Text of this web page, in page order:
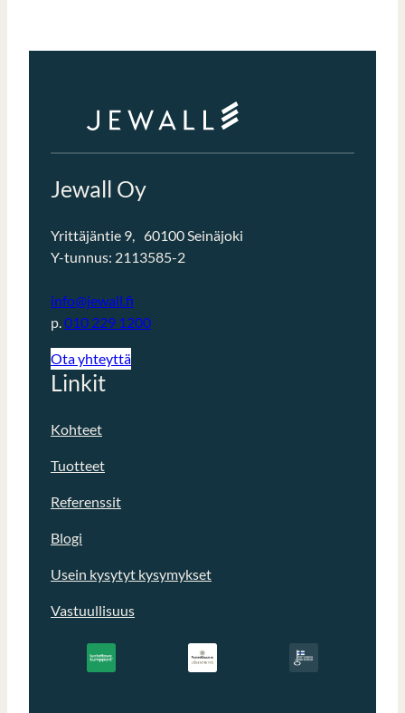
Jewall Oy
Yrittäjäntie 9, 60100 Seinäjoki
Y-tunnus: 2113585-2
info@jewall.fi
p. 010 229 1200
Ota yhteyttä
Linkit
Kohteet
Tuotteet
Referenssit
Blogi
Usein kysytyt kysymykset
Vastuullisuus